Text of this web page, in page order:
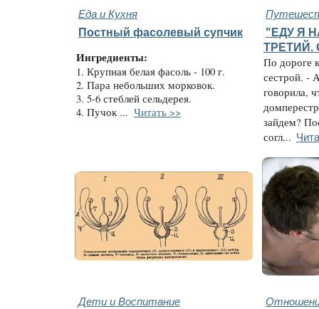
Еда и Кухня
Постный фасолевый супчик
Ингредиенты:
1. Крупная белая фасоль - 100 г.
2. Пара небольших морковок.
3. 5-6 стеблей сельдерея.
4. Пучок ... Читать >>
"ЕДУ Я
ТРЕТИЙ.
По дороге
сестрой. -
говорила,
зайдем?
согл...
Дети и Воспитание